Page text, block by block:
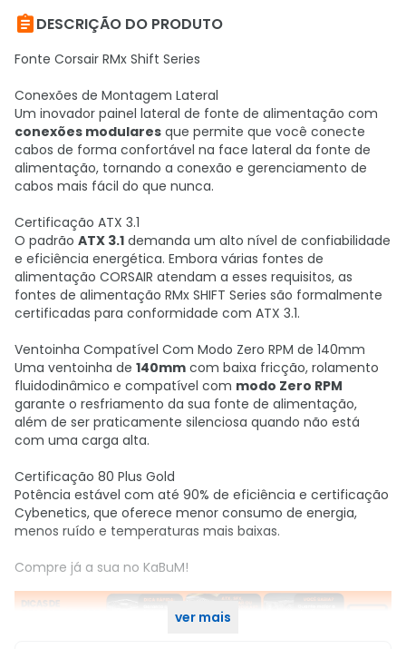
DESCRIÇÃO DO PRODUTO
Fonte Corsair RMx Shift Series
Conexões de Montagem Lateral
Um inovador painel lateral de fonte de alimentação com
conexões modulares que permite que você conecte
cabos de forma confortável na face lateral da fonte de
alimentação, tornando a conexão e gerenciamento de
cabos mais fácil do que nunca.
Certificação ATX 3.1
O padrão ATX 3.1 demanda um alto nível de confiabilidade
e eficiência energética. Embora várias fontes de
alimentação CORSAIR atendam a esses requisitos, as
fontes de alimentação RMx SHIFT Series são formalmente
certificadas para conformidade com ATX 3.1.
Ventoinha Compatível Com Modo Zero RPM de 140mm
Uma ventoinha de 140mm com baixa fricção, rolamento
fluidodinâmico e compatível com modo Zero RPM
garante o resfriamento da sua fonte de alimentação,
além de ser praticamente silenciosa quando não está
com uma carga alta.
Certificação 80 Plus Gold
Potência estável com até 90% de eficiência e certificação
Cybenetics, que oferece menor consumo de energia,
menos ruído e temperaturas mais baixas.
Compre já a sua no KaBuM!
ver mais